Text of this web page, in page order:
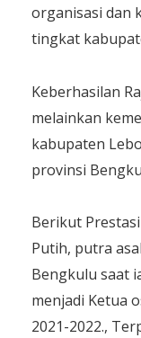
organisasi dan
tingkat
Keberhasilan
melainkan
kabupaten
provinsi
Berikut
Putih, putra
Bengkulu saat
menjadi Ketua
2021-2022.,